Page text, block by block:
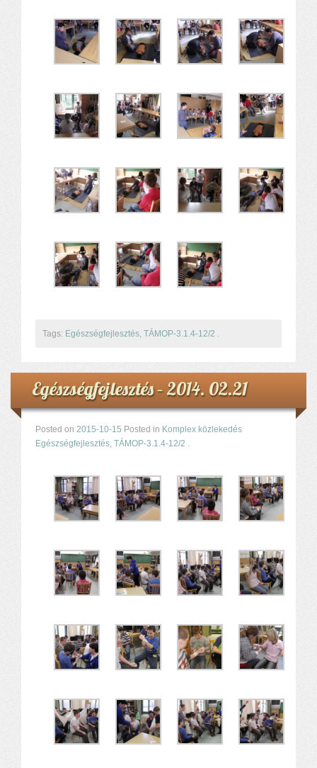
Tags: Egészségfejlesztés, TÁMOP-3.1.4-12/2 .
Egészségfejlesztés – 2014. 02.21
Posted on 2015-10-15 Posted in Komplex közlekedés
Egészségfejlesztés, TÁMOP-3.1.4-12/2 .